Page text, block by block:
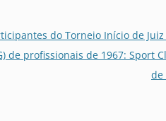
do Torneio Início de Juiz
de profissionais de 1967: Sport
de